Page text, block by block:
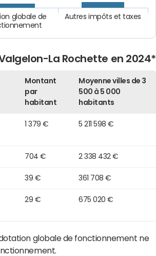
Autres impôts et taxes
globale de
La Rochette en 2024*
Montant
par
habitant
Moyenne villes de 3
500 à 5 000
habitants
1 379 € 5 211 598 €
704 € 2 338 432 €
39 € 361 708 €
29 € 675 020 €
globale de fonctionnement ne